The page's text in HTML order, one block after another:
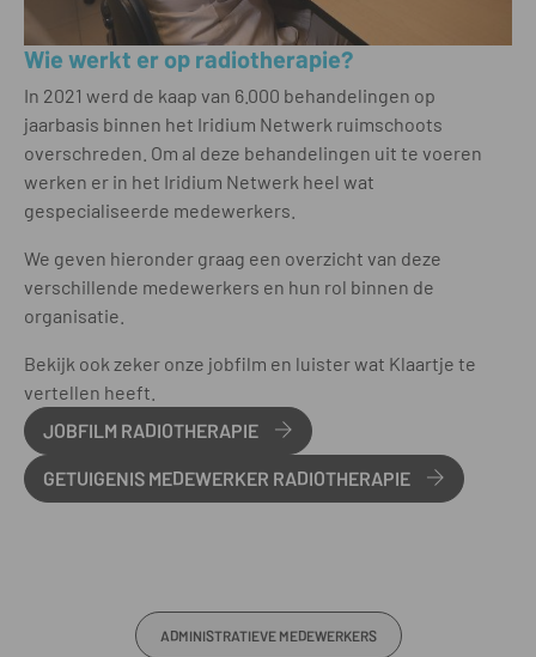
Wie werkt er op radiotherapie?
In 2021 werd de kaap van 6.000 behandelingen op
jaarbasis binnen het Iridium Netwerk ruimschoots
overschreden. Om al deze behandelingen uit te voeren
werken er in het Iridium Netwerk heel wat
gespecialiseerde medewerkers.
We geven hieronder graag een overzicht van deze
verschillende medewerkers en hun rol binnen de
organisatie.
Bekijk ook zeker onze jobfilm en luister wat Klaartje te
vertellen heeft.
JOBFILM RADIOTHERAPIE
GETUIGENIS MEDEWERKER RADIOTHERAPIE
ADMINISTRATIEVE MEDEWERKERS